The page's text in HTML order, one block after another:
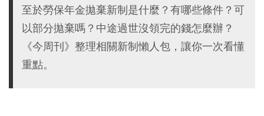
至於勞保年金拋棄新制是什麼？有哪些條件？可
以部分拋棄嗎？中途過世沒領完的錢怎麼辦？
《今周刊》整理相關新制懶人包，讓你一次看懂
重點。